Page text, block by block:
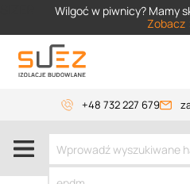
Wilgoć w piwnicy? Mamy
Zobacz
+48 732 227 679